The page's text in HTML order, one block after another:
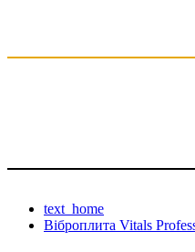
text_home
Віброплита Vitals